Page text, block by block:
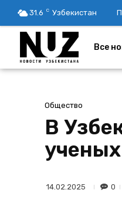
31.6 C Узбекистан
Все
Общество
В
ученых
14.02.2025 0